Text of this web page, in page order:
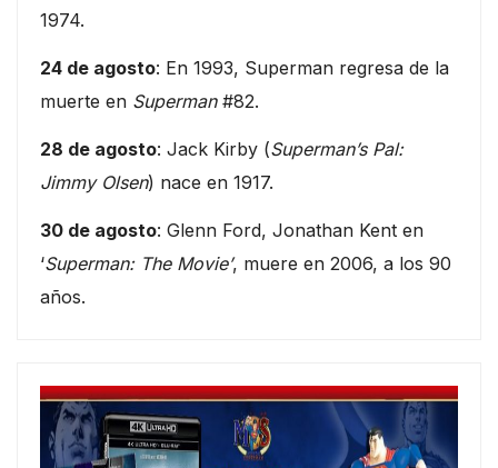
1974.
24 de agosto: En 1993, Superman regresa de la
muerte en Superman#82.
28 de agosto: Jack Kirby (Superman’s Pal:
Jimmy Olsen) nace en 1917.
30 de agosto: Glenn Ford, Jonathan Kent en
‘Superman: The Movie’, muere en 2006, a los 90
años.